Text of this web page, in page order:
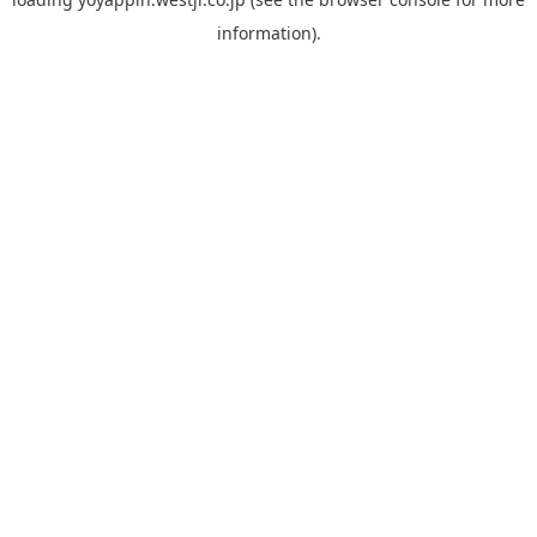
information).